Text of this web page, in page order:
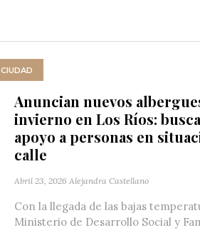
CIUDAD
Anuncian nuevos
invierno en Los Ríos:
apoyo a personas en
calle
Abril 23, 2026 Alejandra Castellano
Con la llegada de las bajas
Ministerio de Desarrollo Social y